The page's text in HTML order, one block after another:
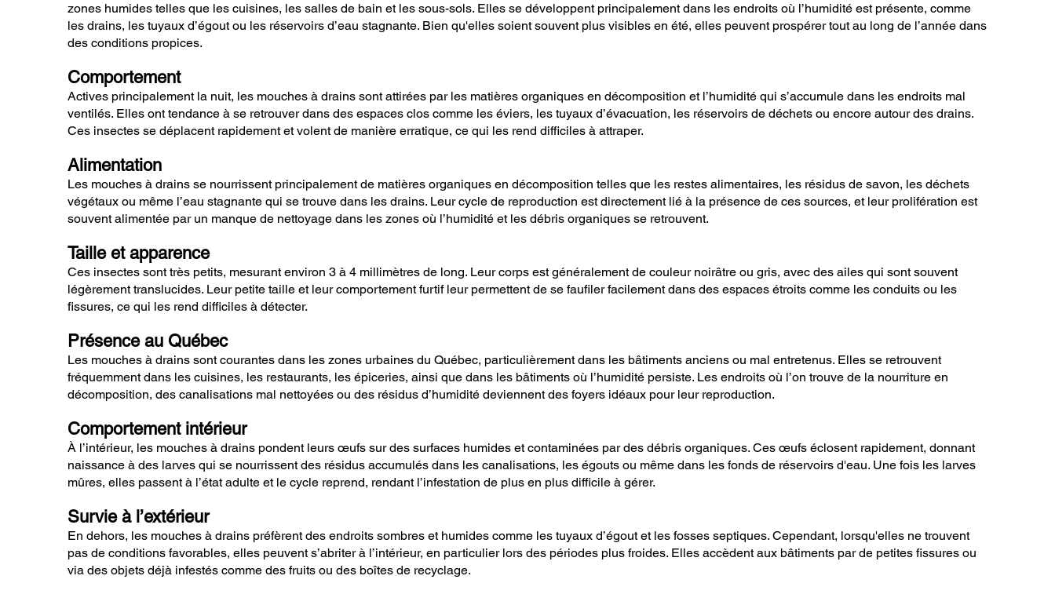
zones humides telles que les cuisines, les salles de bain et les sous-sols. Elles se développent principalement dans les endroits où l’humidité est présente, comme
les drains, les tuyaux d’égout ou les réservoirs d’eau stagnante. Bien qu'elles soient souvent plus visibles en été, elles peuvent prospérer tout au long de l’année dans
des conditions propices.
Comportement
Actives principalement la nuit, les mouches à drains sont attirées par les matières organiques en décomposition et l’humidité qui s’accumule dans les endroits mal
ventilés. Elles ont tendance à se retrouver dans des espaces clos comme les éviers, les tuyaux d’évacuation, les réservoirs de déchets ou encore autour des drains.
Ces insectes se déplacent rapidement et volent de manière erratique, ce qui les rend difficiles à attraper.
Alimentation
Les mouches à drains se nourrissent principalement de matières organiques en décomposition telles que les restes alimentaires, les résidus de savon, les déchets
végétaux ou même l’eau stagnante qui se trouve dans les drains. Leur cycle de reproduction est directement lié à la présence de ces sources, et leur prolifération est
souvent alimentée par un manque de nettoyage dans les zones où l’humidité et les débris organiques se retrouvent.
Taille et apparence
Ces insectes sont très petits, mesurant environ 3 à 4 millimètres de long. Leur corps est généralement de couleur noirâtre ou gris, avec des ailes qui sont souvent
légèrement translucides. Leur petite taille et leur comportement furtif leur permettent de se faufiler facilement dans des espaces étroits comme les conduits ou les
fissures, ce qui les rend difficiles à détecter.
Présence au Québec
Les mouches à drains sont courantes dans les zones urbaines du Québec, particulièrement dans les bâtiments anciens ou mal entretenus. Elles se retrouvent
fréquemment dans les cuisines, les restaurants, les épiceries, ainsi que dans les bâtiments où l’humidité persiste. Les endroits où l’on trouve de la nourriture en
décomposition, des canalisations mal nettoyées ou des résidus d’humidité deviennent des foyers idéaux pour leur reproduction.
Comportement intérieur
À l’intérieur, les mouches à drains pondent leurs œufs sur des surfaces humides et contaminées par des débris organiques. Ces œufs éclosent rapidement, donnant
naissance à des larves qui se nourrissent des résidus accumulés dans les canalisations, les égouts ou même dans les fonds de réservoirs d'eau. Une fois les larves
mûres, elles passent à l’état adulte et le cycle reprend, rendant l’infestation de plus en plus difficile à gérer.
Survie à l’extérieur
En dehors, les mouches à drains préfèrent des endroits sombres et humides comme les tuyaux d’égout et les fosses septiques. Cependant, lorsqu'elles ne trouvent
pas de conditions favorables, elles peuvent s’abriter à l’intérieur, en particulier lors des périodes plus froides. Elles accèdent aux bâtiments par de petites fissures ou
via des objets déjà infestés comme des fruits ou des boîtes de recyclage.